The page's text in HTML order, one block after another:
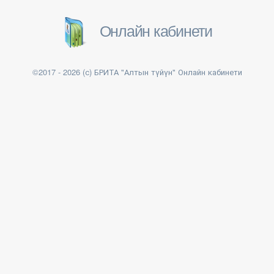
Онлайн кабинети
©2017 - 2026 (с) БРИТА "Алтын түйүн" Онлайн кабинети
3 template. Privacy and Terms